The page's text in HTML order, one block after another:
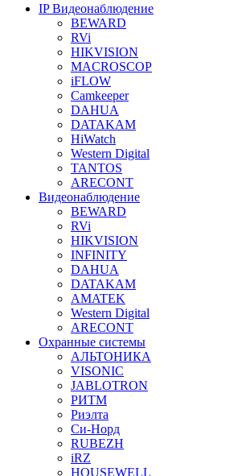
IP Видеонаблюдение
BEWARD
RVi
HIKVISION
MACROSCOP
iFLOW
Camkeeper
DAHUA
DATAKAM
HiWatch
Western Digital
TANTOS
ARECONT
Видеонаблюдение
BEWARD
RVi
HIKVISION
INFINITY
DAHUA
DATAKAM
AMATEK
Western Digital
ARECONT
Охранные системы
АЛЬТОНИКА
VISONIC
JABLOTRON
РИТМ
Риэлта
Си-Норд
RUBEZH
iRZ
HOUSEWELL